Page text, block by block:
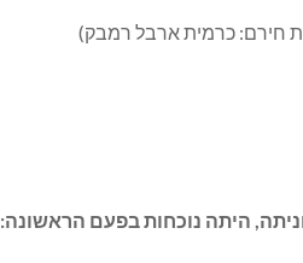
חירם: כרמית ארבל רמבק)
היתה נוכחות בפעם הראשונה: